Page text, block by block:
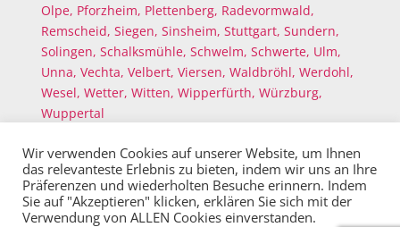
Olpe, Pforzheim, Plettenberg, Radevormwald,
Remscheid, Siegen, Sinsheim, Stuttgart, Sundern,
Solingen, Schalksmühle, Schwelm, Schwerte, Ulm,
Unna, Vechta, Velbert, Viersen, Waldbröhl, Werdohl,
Wesel, Wetter, Witten, Wipperfürth, Würzburg,
Wuppertal
Wir verwenden Cookies auf unserer Website, um Ihnen
das relevanteste Erlebnis zu bieten, indem wir uns an Ihre
Präferenzen und wiederholten Besuche erinnern. Indem
Sie auf "Akzeptieren" klicken, erklären Sie sich mit der
Verwendung von ALLEN Cookies einverstanden.